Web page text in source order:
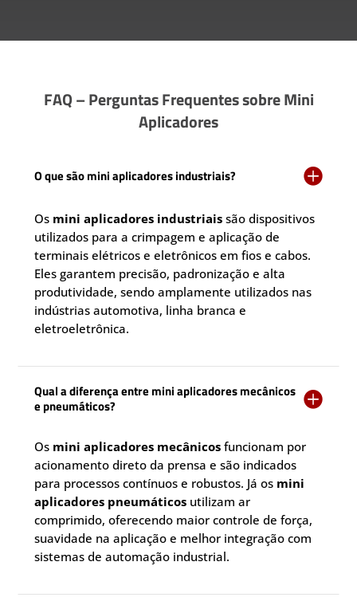
FAQ – Perguntas Frequentes sobre Mini
Aplicadores
O que são mini aplicadores industriais? 
Os mini aplicadores industriais são dispositivos
utilizados para a crimpagem e aplicação de
terminais elétricos e eletrônicos em fios e cabos.
Eles garantem precisão, padronização e alta
produtividade, sendo amplamente utilizados nas
indústrias automotiva, linha branca e
eletroeletrônica.
Qual a diferença entre mini aplicadores mecânicos
e pneumáticos?

Os mini aplicadores mecânicos funcionam por
acionamento direto da prensa e são indicados
para processos contínuos e robustos. Já os mini
aplicadores pneumáticos utilizam ar
comprimido, oferecendo maior controle de força,
suavidade na aplicação e melhor integração com
sistemas de automação industrial.